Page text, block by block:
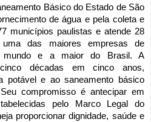
Básico do Estado de São
de água e pela coleta e
municípios paulistas e atende 28
das maiores empresas de
mundo e a maior do Brasil. A
décadas em cinco anos,
potável e ao saneamento básico
compromisso é antecipar em
pelo Marco Legal do
proporcionar dignidade, saúde e